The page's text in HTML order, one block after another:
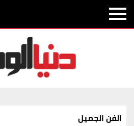
الفن الجميل